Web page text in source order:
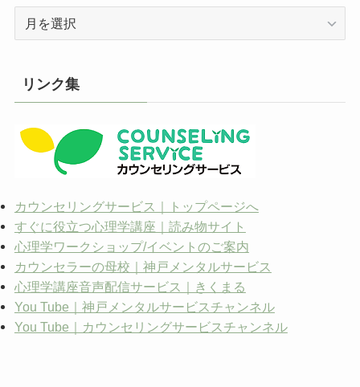
イ
リンク集
カウンセリングサービス｜トップページへ
すぐに役立つ心理学講座｜読み物サイト
心理学ワークショップ/イベントのご案内
カウンセラーの母校｜神戸メンタルサービス
心理学講座音声配信サービス｜きくまる
You Tube｜神戸メンタルサービスチャンネル
You Tube｜カウンセリングサービスチャンネル